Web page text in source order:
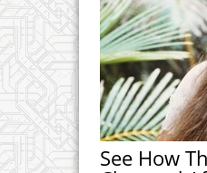
See How